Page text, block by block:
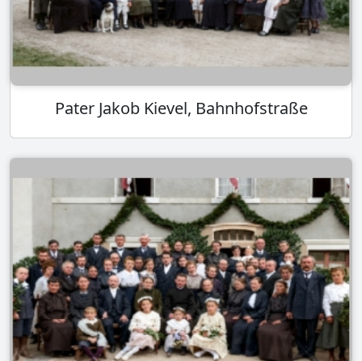
Pater Jakob Kievel, Bahnhofstraße